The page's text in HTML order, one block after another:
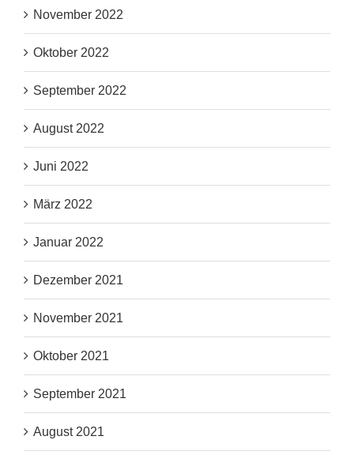
November 2022
Oktober 2022
September 2022
August 2022
Juni 2022
März 2022
Januar 2022
Dezember 2021
November 2021
Oktober 2021
September 2021
August 2021